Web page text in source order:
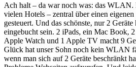
Ach halt – da war noch was: das WLAN.
vielen Hotels – zentral über einen
gesteuert. Und das schönste, nur 2
eingebucht sein. 2 iPads, ein Mac Book,
Apple Watch und 1 Apple TV macht 9
Glück hat unser Sohn noch kein WLAN
wenn man sich auf 2 Geräte beschränkt